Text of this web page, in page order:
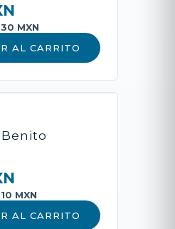
MXN
AL CARRITO
Benito
MXN
AL CARRITO